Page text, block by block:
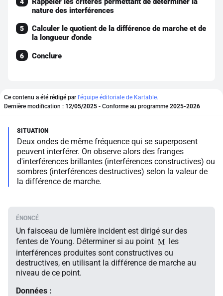
nature des interférences
5
Calculer le quotient de la différence de marche et de
la longueur d'onde
6 Conclure
Ce contenu a été rédigé par l'équipe éditoriale de Kartable.
Dernière modification : 12/05/2025 - Conforme au programme 2025-2026
Deux ondes de même fréquence qui se superposent
peuvent interférer. On observe alors des franges
d'interférences brillantes (interférences constructives) ou
sombres (interférences destructives) selon la valeur de
la différence de marche.
Un faisceau de lumière incident est dirigé sur des
fentes de Young. Déterminer si au point M
les
interférences produites sont constructives ou
destructives, en utilisant la différence de marche au
niveau de ce point.
Données :